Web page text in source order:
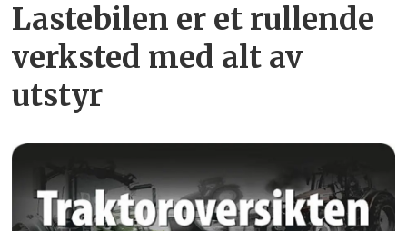
Lastebilen er et rullende
verksted med alt av
utstyr